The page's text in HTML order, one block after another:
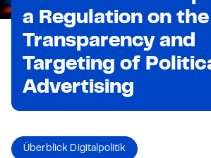
a Regulation on the
Transparency and
Targeting of
Advertising
Überblick Digitalpolitik